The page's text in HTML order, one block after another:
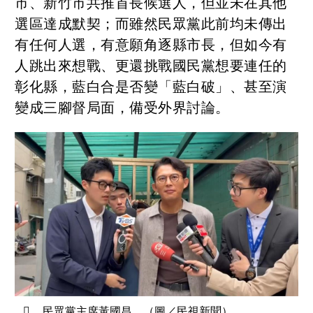
選區達成默契；而雖然民眾黨此前均未傳出
有任何人選，有意願角逐縣市長，但如今有
人跳出來想戰、更還挑戰國民黨想要連任的
彰化縣，藍白合是否變「藍白破」、甚至演
變成三腳督局面，備受外界討論。